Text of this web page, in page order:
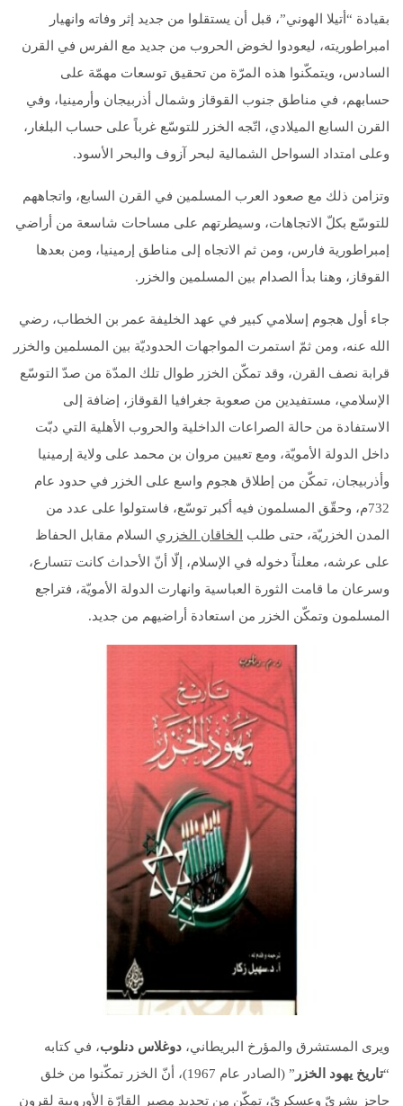
بقيادة “أتيلا الهوني”، قبل أن يستقلوا من جديد إثر وفاته وانهيار
امبراطوريته، ليعودوا لخوض الحروب من جديد مع الفرس في القرن
السادس، ويتمكّنوا هذه المرّة من تحقيق توسعات مهمّة على
حسابهم، في مناطق جنوب القوقاز وشمال أذربيجان وأرمينيا، وفي
القرن السابع الميلادي، اتّجه الخزر للتوسّع غرباً على حساب البلغار،
وعلى امتداد السواحل الشمالية لبحر آزوف والبحر الأسود.
وتزامن ذلك مع صعود العرب المسلمين في القرن السابع، واتجاههم
للتوسّع بكلّ الاتجاهات، وسيطرتهم على مساحات شاسعة من أراضي
إمبراطورية فارس، ومن ثم الاتجاه إلى مناطق إرمينيا، ومن بعدها
القوقاز، وهنا بدأ الصدام بين المسلمين والخزر.
جاء أول هجوم إسلامي كبير في عهد الخليفة عمر بن الخطاب، رضي
الله عنه، ومن ثمّ استمرت المواجهات الحدوديّة بين المسلمين والخزر
قرابة نصف القرن، وقد تمكّن الخزر طوال تلك المدّة من صدّ التوسّع
الإسلامي، مستفيدين من صعوبة جغرافيا القوقاز، إضافة إلى
الاستفادة من حالة الصراعات الداخلية والحروب الأهلية التي دبّت
داخل الدولة الأمويّة، ومع تعيين مروان بن محمد على ولاية إرمينيا
وأذربيجان، تمكّن من إطلاق هجوم واسع على الخزر في حدود عام
732م، وحقّق المسلمون فيه أكبر توسّع، فاستولوا على عدد من
المدن الخزريّة، حتى طلب
الخاقان الخزري السلام مقابل الحفاظ
على عرشه، معلناً دخوله في الإسلام، إلّا أنّ الأحداث كانت تتسارع،
وسرعان ما قامت الثورة العباسية وانهارت الدولة الأمويّة، فتراجع
المسلمون وتمكّن الخزر من استعادة أراضيهم من جديد.
ويرى المستشرق والمؤرخ البريطاني، دوغلاس دنلوب، في كتابه
“تاريخ يهود الخزر
” (الصادر عام 1967)، أنّ الخزر تمكّنوا من خلق
حاجز بشريّ وعسكريّ، تمكّن من تحديد مصير القارّة الأوروبية لقرون